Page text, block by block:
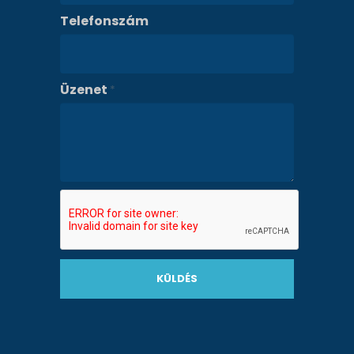
Telefonszám
Üzenet *
KÜLDÉS